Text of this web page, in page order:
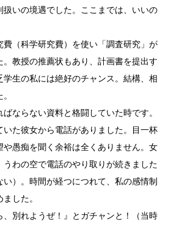
扱いの境遇でした。ここまでは、いいの
費（科学研究費）を使い「調査研究」が
。教授の推薦状もあり、計画書を提出す
生の私には絶好のチャンス。結構、相
ならない資料と格闘していた時です。
た彼女から電話がありました。目一杯
愚痴を聞く余裕は全くありません。女
わの空で電話のやり取りが続きました
い）。時間が経つにつれて、私の感情制
した。
、別れようぜ！』とガチャンと！（当時